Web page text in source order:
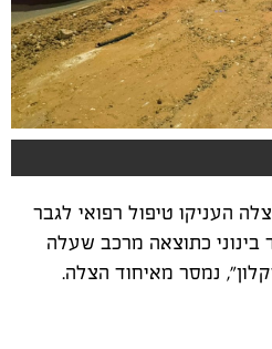
העניקו טיפול רפואי לגבר
עד בינוני כתוצאה מרכב שעלה
נמסר מאיחוד הצלה.